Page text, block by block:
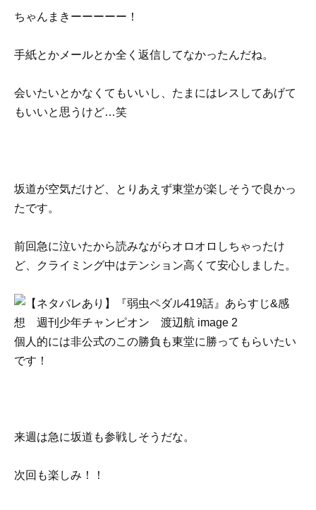
ちゃんまきーーーーー！
手紙とかメールとか全く返信してなかったんだね。
会いたいとかなくてもいいし、たまにはレスしてあげて
もいいと思うけど…笑
坂道が空気だけど、とりあえず東堂が楽しそうで良かっ
たです。
前回急に泣いたから読みながらオロオロしちゃったけ
ど、クライミング中はテンション高くて安心しました。
個人的には非公式のこの勝負も東堂に勝ってもらいたい
です！
来週は急に坂道も参戦しそうだな。
次回も楽しみ！！